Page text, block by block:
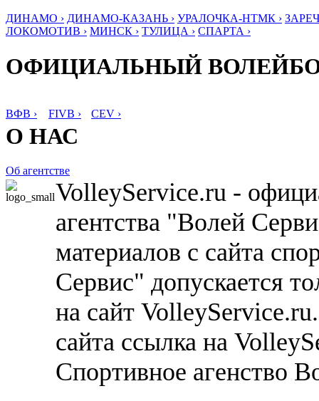
ДИНАМО › ДИНАМО-КАЗАНЬ › УРАЛОЧКА-НТМК ›
ЛОКОМОТИВ › МИНСК › ТУЛИЦА › СПАРТА ›
ОФИЦИАЛЬНЫЙ
ВФВ › FIVB › CEV ›
О НАС
Об агентстве
VolleyService.ru -
агентства "Волей
материалов с сайта
Сервис" допускается
на сайт
сайта ссылка на
Спортивное агенство